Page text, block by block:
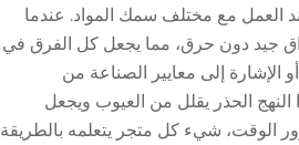
العمل مع مختلف سمك المواد. عندما
جيد دون حرق، مما يجعل كل الفرق في
الإشارة إلى معايير الصناعة من
الحذر يقلل من العيوب ويجعل
الوقت، شيء كل متجر يتعلمه بالطريقة